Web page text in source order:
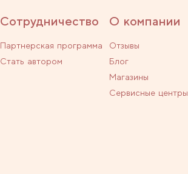
Сотрудничество
Партнерская программа
Стать автором
О компании
Отзывы
Блог
Магазины
Сервисные центры